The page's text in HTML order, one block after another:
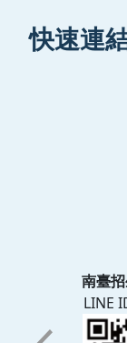
快速連
南臺
LINE